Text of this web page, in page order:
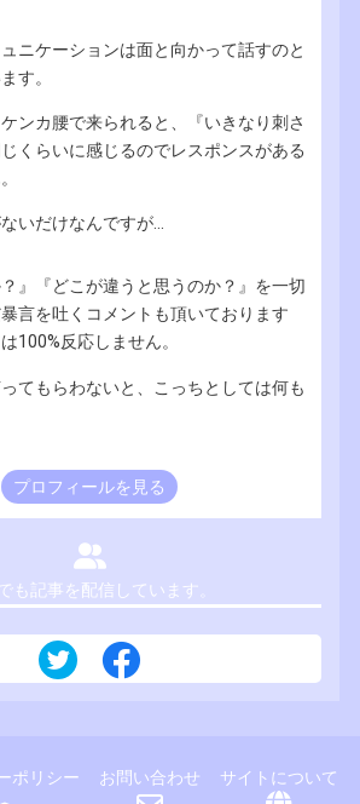
ニケーションは面と向かって話すのと
す。
ンカ腰で来られると、『いきなり刺さ
くらいに感じるのでレスポンスがある
いだけなんですが...
？』『どこが違うと思うのか？』を一切
言を吐くコメントも頂いております
100%反応しません。
てもらわないと、こっちとしては何も
プロフィールを見る
も記事を配信しています。
ポリシー お問い合わせ サイトについて